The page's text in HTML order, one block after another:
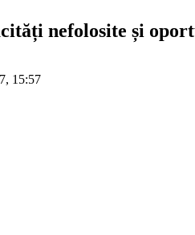
nefolosite și
15:57